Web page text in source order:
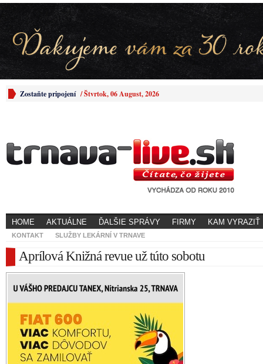
Zostaňte pripojení /Štvrtok, 06 August, 2026
HOME AKTUÁLNE ĎALŠIE SPRÁVY FIRMY KAM VYRAZIŤ
KONTAKT SLUŽBY LEKÁRNÍ V TRNAVE
Aprílová Knižná revue už túto sobotu